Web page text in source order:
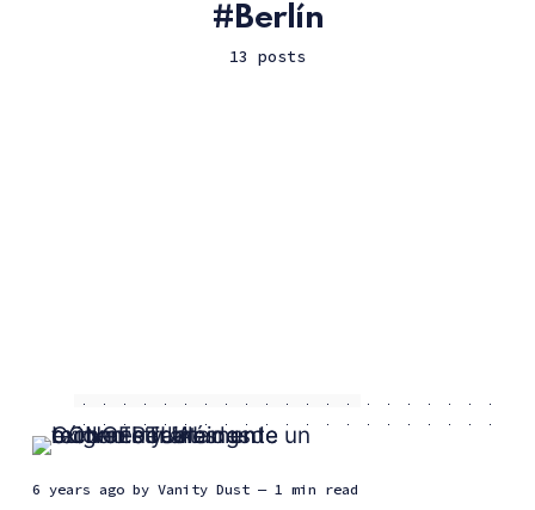
Berlín
13 posts
6 years agoby Vanity Dust — 1 min read